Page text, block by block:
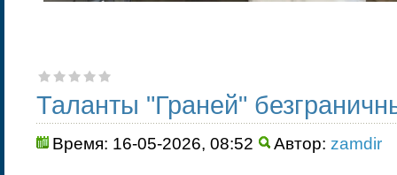
Таланты "Граней"
Время: 16-05-2026, 08:52 Автор: zamdir